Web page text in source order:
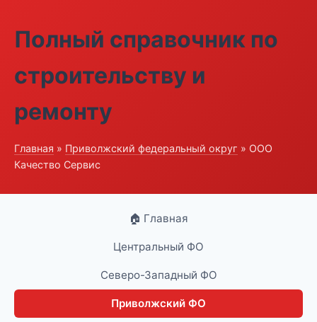
Полный справочник по
строительству и
ремонту
Главная » Приволжский федеральный округ » ООО
Качество Сервис
🏠 Главная
Центральный ФО
Северо-Западный ФО
Приволжский ФО